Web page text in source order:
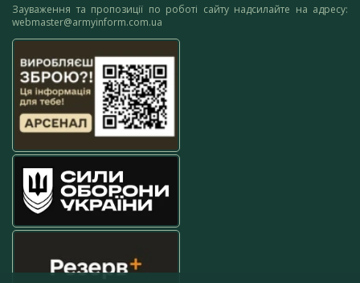
Зауваження та пропозиції по роботі сайту надсилайте на адресу:
webmaster@armyinform.com.ua